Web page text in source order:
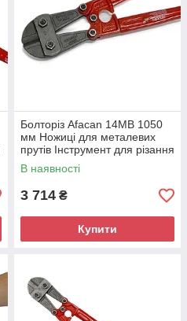
Болторіз Afacan 14МВ 1050
мм Ножиці для металевих
прутів Інструмент для різання
металу
В наявності
3 714 ₴
Купити